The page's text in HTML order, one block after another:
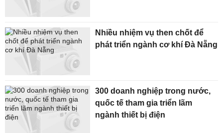
Nhiều nhiệm vụ then chốt để
phát triển ngành cơ khí Đà Nẵng
300 doanh nghiệp trong nước,
quốc tế tham gia triển lãm
ngành thiết bị điện